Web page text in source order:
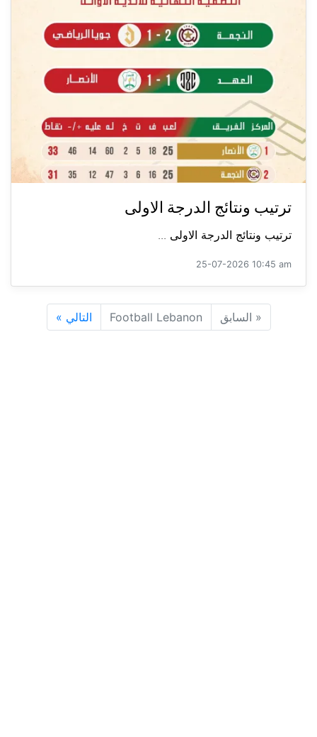
ترتيب ونتائج الدرجة الاولى
ترتيب ونتائج الدرجة الاولى ...
25-07-2026 10:45 am
« السابق Football Lebanon التالي »